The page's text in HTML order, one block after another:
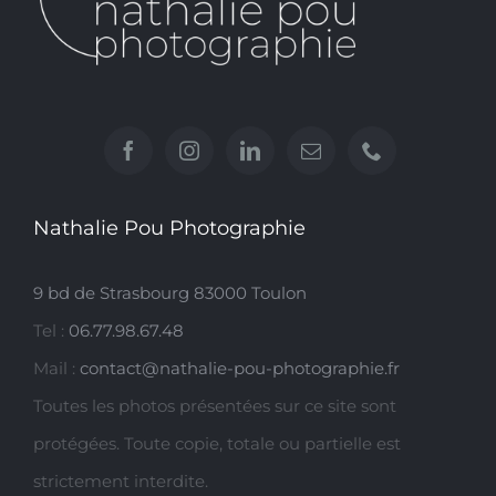
Nathalie Pou Photographie
9 bd de Strasbourg 83000 Toulon
Tel : 06.77.98.67.48
Mail : contact@nathalie-pou-photographie.fr
Toutes les photos présentées sur ce site sont
protégées. Toute copie, totale ou partielle est
strictement interdite.